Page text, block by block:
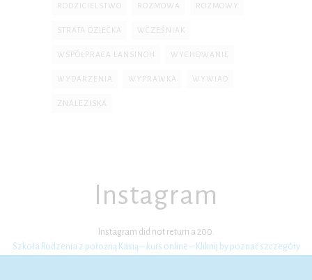
RODZICIELSTWO ROZMOWA ROZMOWY
STRATA DZIECKA WCZEŚNIAK
WSPÓŁPRACA LANSINOH WYCHOWANIE
WYDARZENIA WYPRAWKA WYWIAD
ZNALEZISKA
Instagram
Instagram did not return a 200.
Szkoła Rodzenia z położną Kasią – kurs online – Kliknij by poznać szczegóły